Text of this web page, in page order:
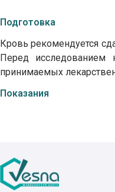
Подготовка
Кровь рекомендуется
Перед исследованием
принимаемых
Показания